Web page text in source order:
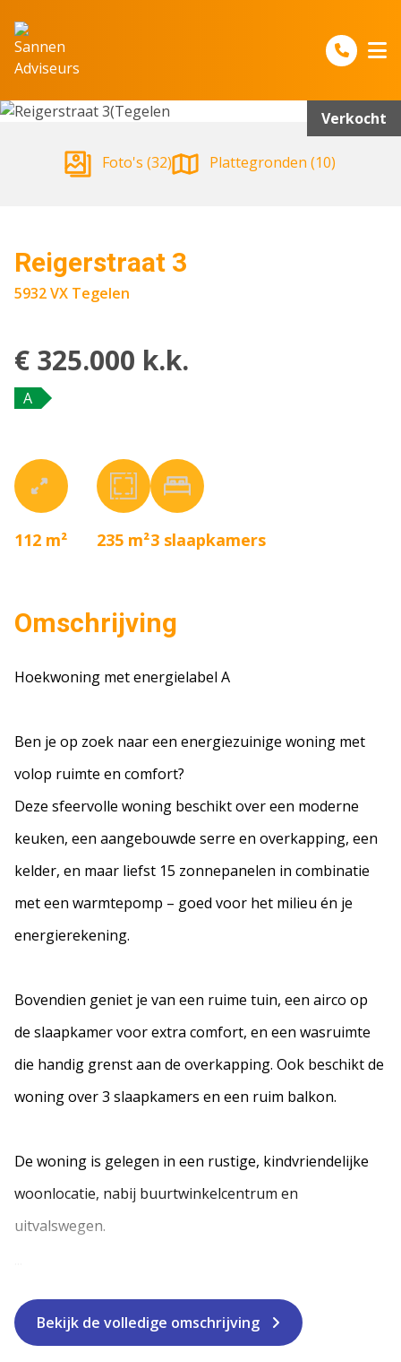
Verkocht
Foto's (32) Plattegronden (10)
Reigerstraat 3
5932 VX Tegelen
€ 325.000 k.k.
A
112 m² 235 m²3 slaapkamers
Omschrijving
Hoekwoning met energielabel A
Ben je op zoek naar een energiezuinige woning met
volop ruimte en comfort?
Deze sfeervolle woning beschikt over een moderne
keuken, een aangebouwde serre en overkapping, een
kelder, en maar liefst 15 zonnepanelen in combinatie
met een warmtepomp – goed voor het milieu én je
energierekening.
Bovendien geniet je van een ruime tuin, een airco op
de slaapkamer voor extra comfort, en een wasruimte
die handig grenst aan de overkapping. Ook beschikt de
woning over 3 slaapkamers en een ruim balkon.
De woning is gelegen in een rustige, kindvriendelijke
woonlocatie, nabij buurtwinkelcentrum en
uitvalswegen.
Bekijk de volledige omschrijving